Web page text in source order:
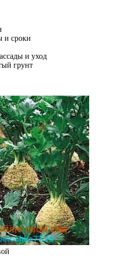
и сроки
и уход
грунт